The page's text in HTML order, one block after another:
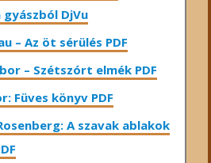
gyászból DjVu
– Az öt sérülés PDF
– Szétszórt elmék PDF
Füves könyv PDF
A szavak ablakok